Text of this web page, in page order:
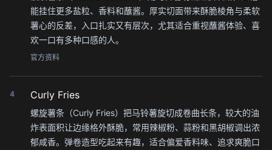
能挂住更多盐粒、香料和蘸酱。厚实切面带来酥脆棱角与柔软
薯心的反差，入口扎实又有层次，尤其适合重视蘸酱体验、喜
欢一口有多种口感的人。
官方资料
4 Curly Fries
螺旋薯条（Curly Fries）把马铃薯旋切成卷曲长条，较大的油
炸表面积让边缘格外酥脆，常用辣椒粉、蒜粉和黑胡椒调出浓
郁咸香。弹卷造型吃起来有趣，适合偏爱香料味、追求爽脆口